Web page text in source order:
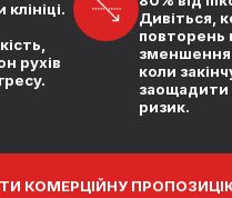
рухів
Дивіться,
повторень
зменшення
коли
заощадити
ризик.
КОМЕРЦІЙНУ